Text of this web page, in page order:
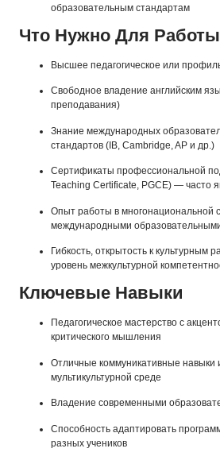
образовательным стандартам
Что Нужно Для Работы
Высшее педагогическое или
Свободное владение английским
преподавания)
Знание международных
стандартов (IB, Cambridge, AP и др.)
Сертификаты профессиональной
Teaching Certificate, PGCE) — часто
Опыт работы в многонациональной
международными
Гибкость, открытость к культурным
уровень межкультурной
Ключевые Навыки
Педагогическое мастерство с
критического мышления
Отличные коммуникативные навыки
мультикультурной среде
Владение современными
Способность адаптировать
разных учеников